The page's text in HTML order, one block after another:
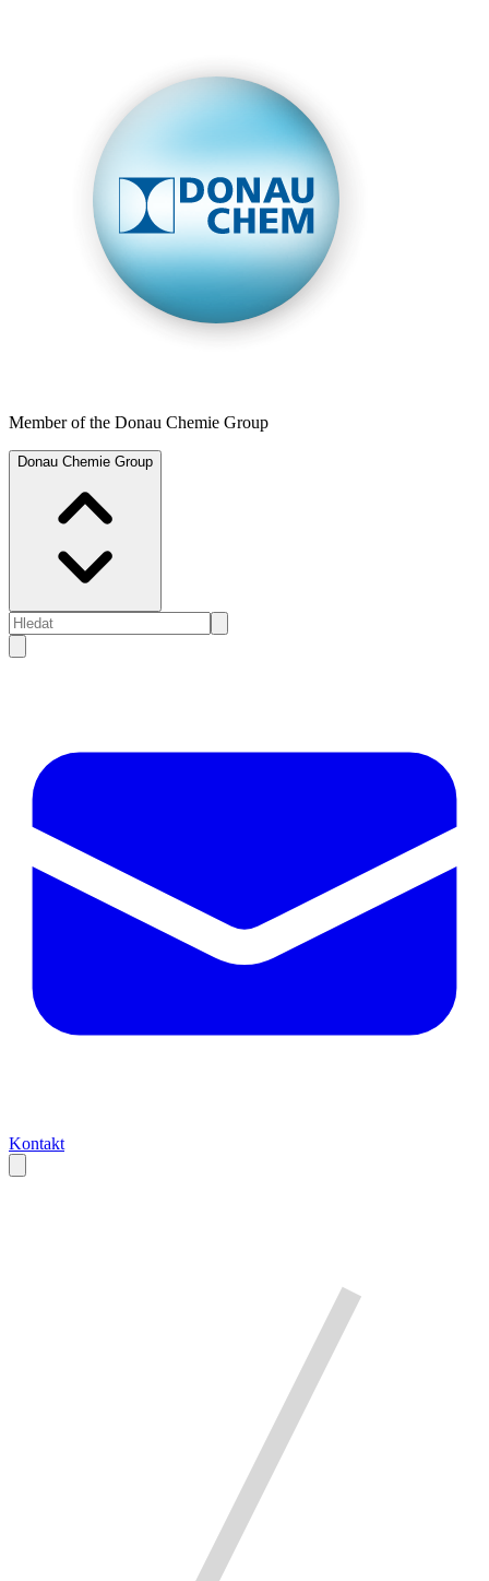
Member of the Donau Chemie Group
Donau Chemie Group
Kontakt